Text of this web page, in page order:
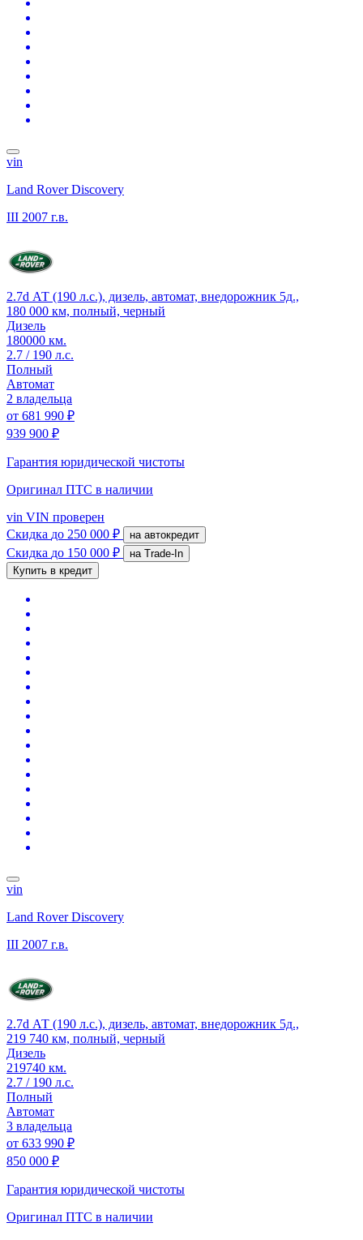
vin
Land Rover Discovery
III 2007 г.в.
2.7d АТ (190 л.с.), дизель, автомат, внедорожник 5д.,
180 000 км, полный, черный
Дизель
180000 км.
2.7 / 190 л.с.
Полный
Автомат
2 владельца
от 681 990 ₽
939 900 ₽
Гарантия юридической чистоты
Оригинал ПТС в наличии
vin VIN проверен
Скидка до 250 000 ₽ на автокредит
Скидка до 150 000 ₽
на Trade-In
Купить в кредит
vin
Land Rover Discovery
III 2007 г.в.
2.7d АТ (190 л.с.), дизель, автомат, внедорожник 5д.,
219 740 км, полный, черный
Дизель
219740 км.
2.7 / 190 л.с.
Полный
Автомат
3 владельца
от 633 990 ₽
850 000 ₽
Гарантия юридической чистоты
Оригинал ПТС в наличии